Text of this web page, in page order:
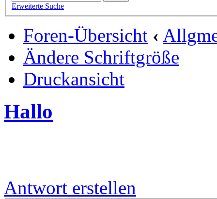
Erweiterte Suche
Foren-Übersicht ‹
Ändere Schriftgröße
Druckansicht
Hallo
Antwort erstellen